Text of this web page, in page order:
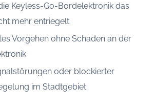
Keyless-Go-Bordelektronik das
mehr entriegelt
Vorgehen ohne Schaden an der
oder blockierter
im Stadtgebiet